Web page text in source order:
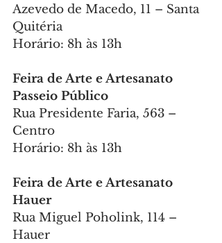
Azevedo de Macedo, 11 – Santa
Quitéria
Horário: 8h às 13h
Feira de Arte e Artesanato
Passeio Público
Rua Presidente Faria, 563 –
Centro
Horário: 8h às 13h
Feira de Arte e Artesanato
Hauer
Rua Miguel Poholink, 114 –
Hauer